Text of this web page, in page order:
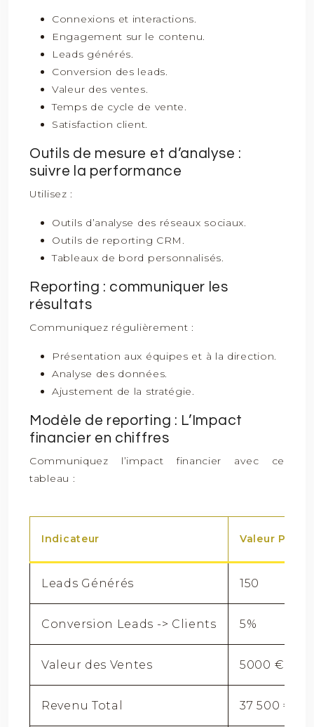
Connexions et interactions.
Engagement sur le contenu.
Leads générés.
Conversion des leads.
Valeur des ventes.
Temps de cycle de vente.
Satisfaction client.
Outils de mesure et d’analyse :
suivre la performance
Utilisez :
Outils d’analyse des réseaux sociaux.
Outils de reporting CRM.
Tableaux de bord personnalisés.
Reporting : communiquer les
résultats
Communiquez régulièrement :
Présentation aux équipes et à la direction.
Analyse des données.
Ajustement de la stratégie.
Modèle de reporting : L’Impact
financier en chiffres
Communiquez l’impact financier avec ce
tableau :
Indicateur Valeur
Leads Générés 150
Conversion Leads -> Clients 5%
Valeur des Ventes 5000 €
Revenu Total 37 500 €